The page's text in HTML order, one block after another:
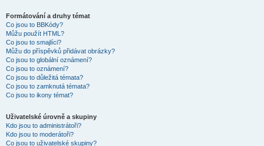
Formátování a druhy témat
Co jsou to BBKódy?
Můžu použít HTML?
Co jsou to smajlíci?
Můžu do příspěvků přidávat obrázky?
Co jsou to globální oznámení?
Co jsou to oznámení?
Co jsou to důležitá témata?
Co jsou to zamknutá témata?
Co jsou to ikony témat?
Uživatelské úrovně a skupiny
Kdo jsou to administrátoři?
Kdo jsou to moderátoři?
Co jsou to uživatelské skupiny?